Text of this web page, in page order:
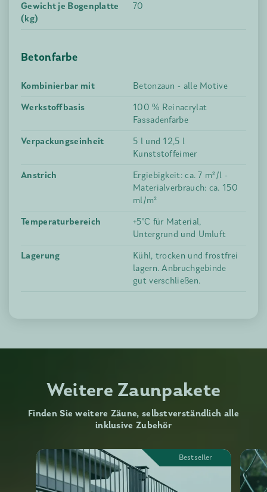
Gewicht je Bogenplatte
(kg)
70
Betonfarbe
Kombinierbar mit
Betonzaun - alle Motive
Werkstoffbasis
100 % Reinacrylat
Fassadenfarbe
Verpackungseinheit
5 l und 12,5 l
Kunststoffeimer
Anstrich
Ergiebigkeit: ca. 7 m²/l -
Materialverbrauch: ca. 150
ml/m²
Temperaturbereich
+5°C für Material,
Untergrund und Umluft
Lagerung
Kühl, trocken und frostfrei
lagern. Anbruchgebinde
gut verschließen.
Weitere Zaunpakete
Finden Sie weitere Zäune, selbstverständlich alle
inklusive Zubehör
Bestseller